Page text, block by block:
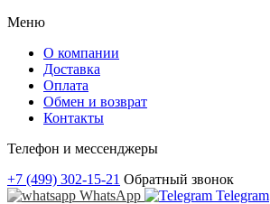
Меню
О компании
Доставка
Оплата
Обмен и возврат
Контакты
Телефон и мессенджеры
+7 (499) 302-15-21 Обратный звонок
WhatsApp
Telegram